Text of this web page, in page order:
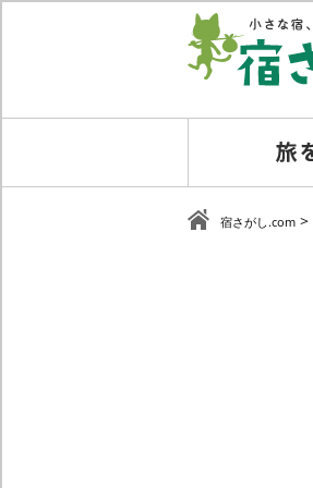
宿さがし.com >